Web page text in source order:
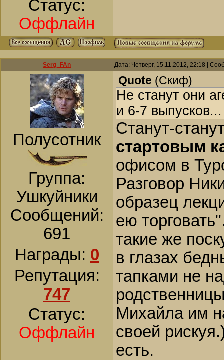
Статус:
Оффлайн
Serg_FAn Дата: Четверг, 15.11.2012, 22:18 |
Полусотник
Группа:
Ушкуйники
Сообщений:
691
Награды: 0
Репутация:
747
Статус:
Оффлайн
Quote (Скиф)
Не станут они
и 6-7 выпусков...
Станут-
стартовым
офисом в
Разговор
образец
ею
такие же
в глазах
тапками не
Михайла им
своей
есть.